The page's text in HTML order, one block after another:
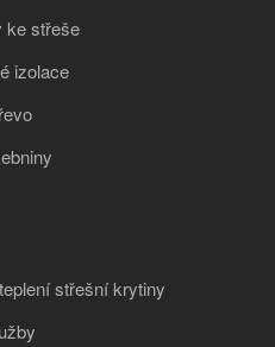
ke střeše
izolace
střešní krytiny